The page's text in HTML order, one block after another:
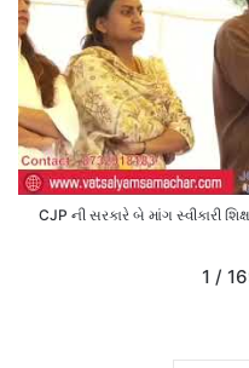
CJP ની સરકારે બે માંગ સ્વીકારી
1 /